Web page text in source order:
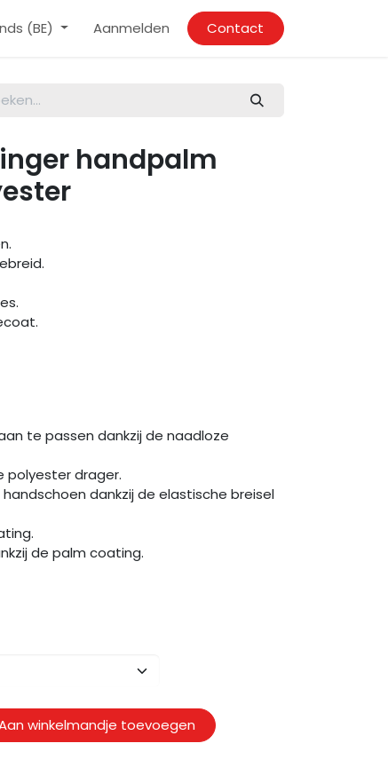
(BE) Aanmelden Contact
handpalm
te passen dankzij de naadloze
polyester drager.
dankzij de elastische breisel
de palm coating.
winkelmandje toevoegen